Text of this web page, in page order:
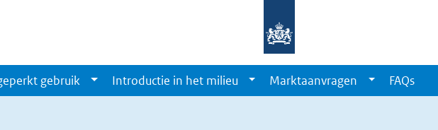
gebruik Introductie in het milieu Marktaanvragen FAQs